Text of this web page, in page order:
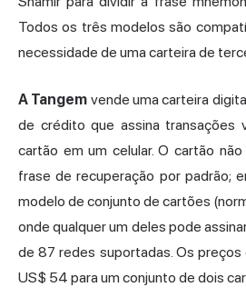
Todos os três modelos são
necessidade de uma carteira de
A Tangem vende uma carteira
de crédito que assina transações
cartão em um celular. O cartão
frase de recuperação por padrão;
modelo de conjunto de cartões
onde qualquer um deles pode
de 87 redes suportadas. Os
US$ 54 para um conjunto de dois